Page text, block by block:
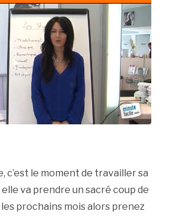
c’est le moment de travailler sa
va prendre un sacré coup de
prochains mois alors prenez